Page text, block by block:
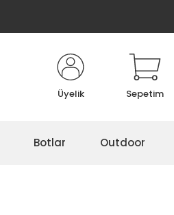
Üyelik Sepetim
Botlar Outdoor